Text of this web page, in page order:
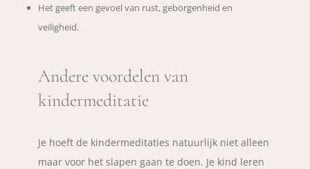
Het geeft een gevoel van rust, geborgenheid en
veiligheid.
Andere voordelen van
kindermeditatie
Je hoeft de kindermeditaties natuurlijk niet alleen
maar voor het slapen gaan te doen. Je kind leren